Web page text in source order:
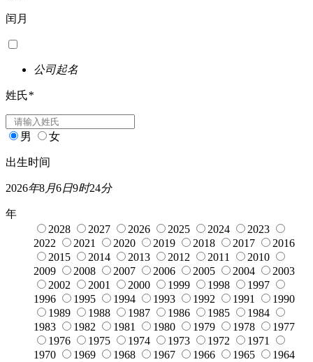
闰月
公司起名
姓氏*
男 女
出生时间
2026年8月6日9时24分
年
2028
2027 2026 2025 2024
2023
2022
2021 2020 2019 2018 2017
2016
2015
2014 2013 2012 2011
2010
2009
2008 2007 2006 2005 2004
2003
2002
2001 2000 1999 1998
1997
1996
1995 1994 1993 1992 1991
1990
1989
1988 1987 1986 1985
1984
1983
1982 1981 1980 1979 1978
1977
1976
1975 1974 1973 1972
1971
1970
1969 1968 1967 1966 1965
1964